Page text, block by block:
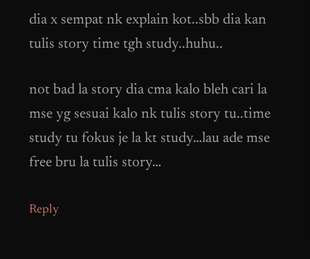
dia x sempat nk explain kot..sbb dia kan
tulis story time tgh study..huhu..
not bad la story dia cma kalo bleh cari la
mse yg sesuai kalo nk tulis story tu..time
study tu fokus je la kt study…lau ade mse
free bru la tulis story…
Reply